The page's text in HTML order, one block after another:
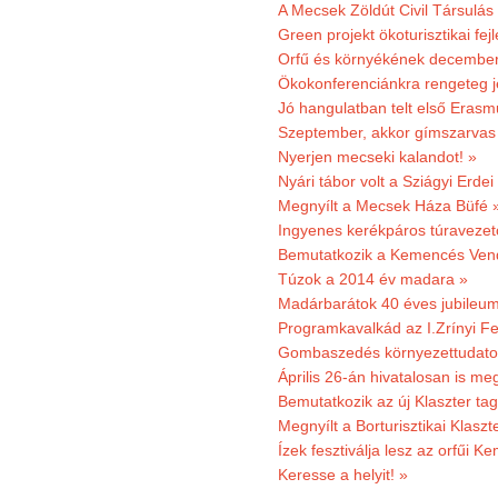
A Mecsek Zöldút Civil
Green projekt ökoturisztikai
Orfű és környékének
Ökokonferenciánkra rengeteg
Jó hangulatban telt első
Szeptember, akkor
Nyerjen mecseki kalandot! »
Nyári tábor volt a Sziágyi
Megnyílt a Mecsek Háza Büfé
Ingyenes kerékpáros
Bemutatkozik a Kemencés
Túzok a 2014 év madara »
Madárbarátok 40 éves
Programkavalkád az I.Zrínyi
Gombaszedés
Április 26-án hivatalosan is
Bemutatkozik az új Klaszter
Megnyílt a Borturisztikai
Ízek fesztiválja lesz az orfűi
Keresse a helyit! »